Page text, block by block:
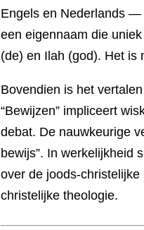
Engels en Nederlands —
een eigennaam die
(de) en Ilah (god). Het is
Bovendien is het
“Bewijzen” impliceert
debat. De nauwkeurige
bewijs”. In werkelijkheid
over de joods-
christelijke theologie.